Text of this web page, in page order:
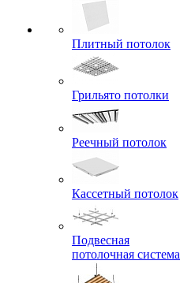
Плитный потолок
Грильято потолки
Реечный потолок
Кассетный потолок
Подвесная
потолочная система